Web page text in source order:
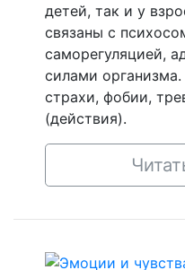
детей, так и у
связаны с
саморегуляцией,
силами
страхи, фобии,
(действия).